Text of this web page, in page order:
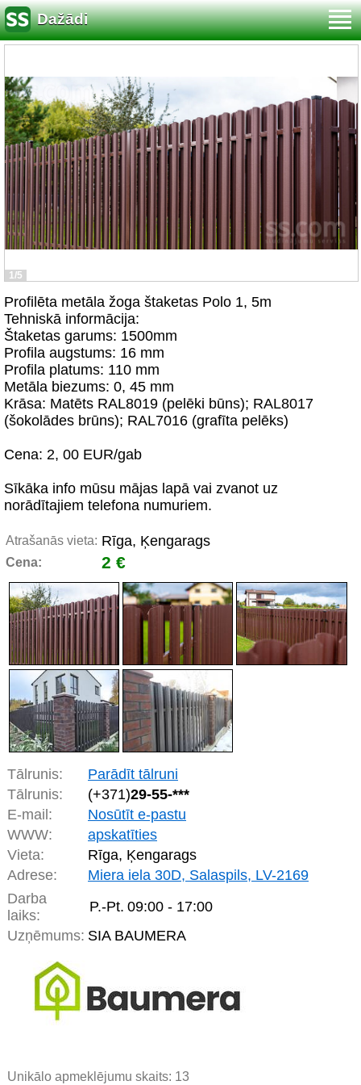
Dažādi
1/5
Profilēta metāla žoga štaketas Polo 1, 5m
Tehniskā informācija:
Štaketas garums: 1500mm
Profila augstums: 16 mm
Profila platums: 110 mm
Metāla biezums: 0, 45 mm
Krāsa: Matēts RAL8019 (pelēki būns); RAL8017
(šokolādes brūns); RAL7016 (grafīta pelēks)
Cena: 2, 00 EUR/gab
Sīkāka info mūsu mājas lapā vai zvanot uz
norādītajiem telefona numuriem.
Atrašanās vieta: Rīga, Ķengarags
Cena: 2 €
Tālrunis:
Parādīt tālruni
Tālrunis:
(+371)29-55-***
E-mail:
Nosūtīt e-pastu
WWW:
apskatīties
Vieta:
Rīga, Ķengarags
Adrese:
Miera iela 30D, Salaspils, LV-2169
Darba
laiks:
P.-Pt. 09:00 - 17:00
Uzņēmums: SIA BAUMERA
Unikālo apmeklējumu skaits: 13